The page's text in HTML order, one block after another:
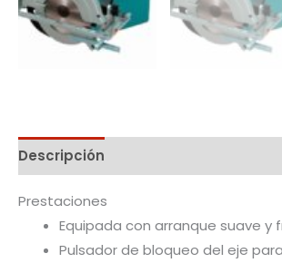
Descripción
Prestaciones
Equipada con arranque suave y
Pulsador de bloqueo del eje